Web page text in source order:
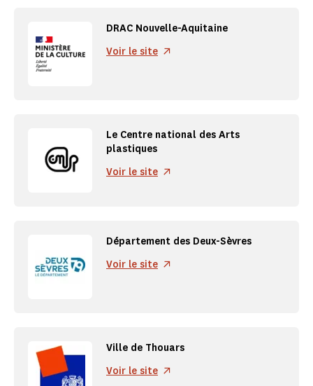
DRAC Nouvelle-Aquitaine
Voir le site
Le Centre national des Arts
plastiques
Voir le site
Département des Deux-Sèvres
Voir le site
Ville de Thouars
Voir le site